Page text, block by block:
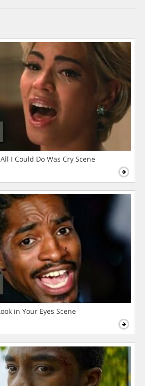
I Could Do Was Cry Scene
in Your Eyes Scene